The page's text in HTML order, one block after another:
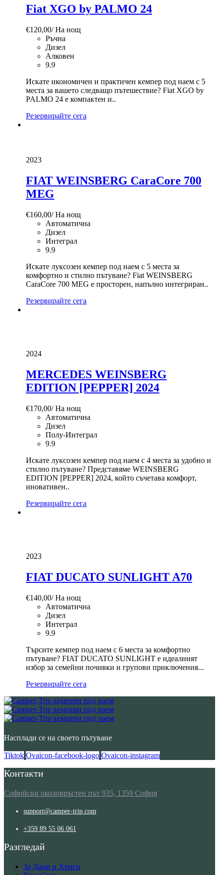
Fiat XGO by PALMO 24
120,00
€
/ На нощ
Ръчна
Дизел
Алковен
9.9
Искате икономичен и практичен кемпер под наем с 5
места за вашето следващо пътешествие? Fiat XGO by
PALMO 24 е компактен и..
Резервирайте сега
2023
FIAT WEINSBERG CaraCore 700
MEG
160,00
€
/ На нощ
Автоматична
Дизел
Интеграл
9.9
Искате луксозен кемпер под наем с 5 места за
комфортно и стилно пътуване? Fiat WEINSBERG
CaraCore 700 MEG е просторен, напълно интегриран..
Резервирайте сега
2024
MERCEDES WEINSBERG
EDITION [PEPPER] 2024
170,00
€
/ На нощ
Автоматична
Дизел
Полу-Интеграл
9.9
Искате луксозен кемпер под наем с 4 места за удобно и
стилно пътуване? Представяме WEINSBERG
EDITION [PEPPER] 2024, който съчетава комфорт,
иновативен..
Резервирайте сега
2023
FIAT DUCATO SUNLIGHT A70
140,00
€
/ На нощ
Автоматична
Дизел
Интеграл
9.9
Търсите кемпер под наем с 6 места за комфортно
пътуване? FIAT DUCATO SUNLIGHT е идеалният
избор за семейни почивки и групови приключения...
Резервирайте сега
Насплади се на своето пътуване
Tiktok Ovaicon-facebook-logo Ovaicon-instagram
Контакти
Софийски околовръстен път 935, 1359 София
support@camper-trip.com
+359 89 55 06 061
Разгледай
За Дани и Хриси